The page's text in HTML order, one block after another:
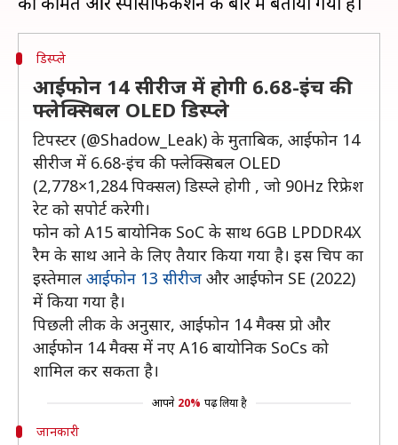
डिस्प्ले
आईफोन 14 सीरीज में होगी 6.68-इंच की
फ्लेक्सिबल OLED डिस्प्ले
टिपस्टर (@Shadow_Leak) के मुताबिक, आईफोन 14
सीरीज में 6.68-इंच की फ्लेक्सिबल OLED
(2,778×1,284 पिक्सल) डिस्प्ले होगी , जो 90Hz रिफ्रेश
रेट को सपोर्ट करेगी।
फोन को A15 बायोनिक SoC के साथ 6GB LPDDR4X
रैम के साथ आने के लिए तैयार किया गया है। इस चिप का
इस्तेमाल आईफोन 13 सीरीज और आईफोन SE (2022)
में किया गया है।
पिछली लीक के अनुसार, आईफोन 14 मैक्स प्रो और
आईफोन 14 मैक्स में नए A16 बायोनिक SoCs को
शामिल कर सकता है।
आपने 20% पढ़ लिया है
जानकारी